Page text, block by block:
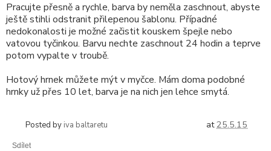
Pracujte přesně a rychle, barva by neměla zaschnout, abyste
ještě stihli odstranit přilepenou šablonu. Případné
nedokonalosti je možné začistit kouskem špejle nebo
vatovou tyčinkou. Barvu nechte zaschnout 24 hodin a teprve
potom vypalte v troubě.
Hotový hrnek můžete mýt v myčce. Mám doma podobné
hrnky už přes 10 let, barva je na nich jen lehce smytá.
Posted by iva baltaretu at25.5.15
Sdílet